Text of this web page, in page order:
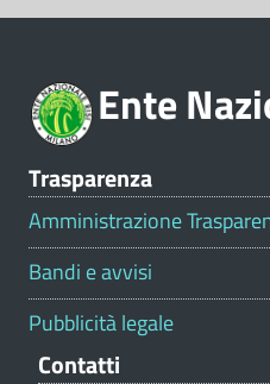
z
Ente
Trasparenza
Amministrazione
Bandi e avvisi
Pubblicità legale
Contatti